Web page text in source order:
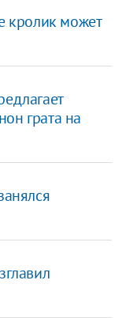
кролик может
грата на